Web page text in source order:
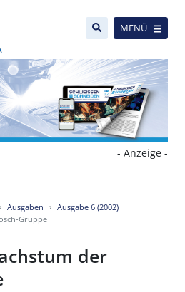
MENÜ
- Anzeige -
Ausgaben
Ausgabe 6 (2002)
Gruppe
der